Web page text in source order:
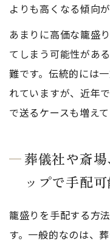
よりも高くなる傾向が
あまりに高価な籠盛
てしまう可能性があ
難です。伝統的には
れていますが、近年
で送るケースも増えて
葬儀社や斎
ップで手配
籠盛りを手配する方
す。一般的なのは、